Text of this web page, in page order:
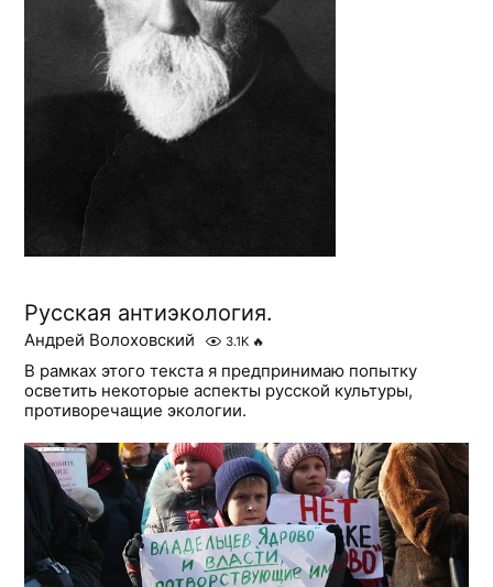
Русская антиэкология.
Андрей Волоховский 3.1K 🔥
В рамках этого текста я предпринимаю попытку
осветить некоторые аспекты русской культуры,
противоречащие экологии.